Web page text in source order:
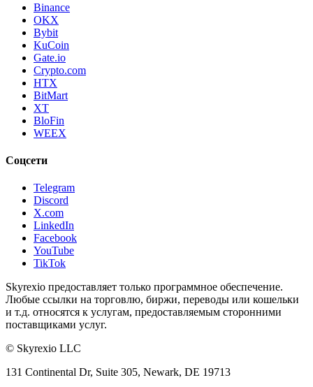
Binance
OKX
Bybit
KuCoin
Gate.io
Crypto.com
HTX
BitMart
XT
BloFin
WEEX
Соцсети
Telegram
Discord
X.com
LinkedIn
Facebook
YouTube
TikTok
Skyrexio предоставляет только программное обеспечение.
Любые ссылки на торговлю, биржи, переводы или кошельки
и т.д. относятся к услугам, предоставляемым сторонними
поставщиками услуг.
© Skyrexio LLC
131 Continental Dr, Suite 305, Newark, DE 19713